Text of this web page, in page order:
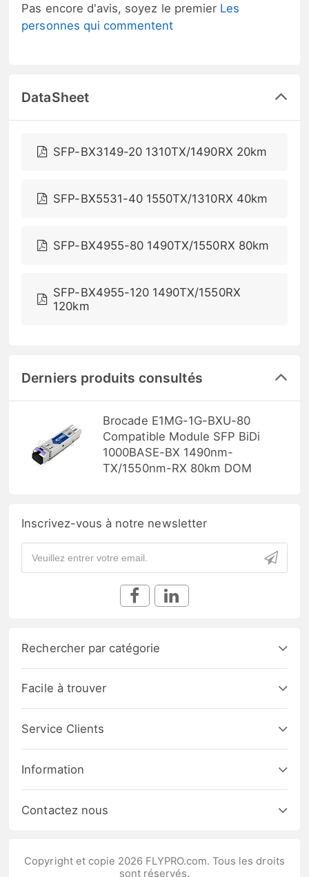
Pas encore d'avis, soyez le premier Les
personnes qui commentent
DataSheet
SFP-BX3149-20 1310TX/1490RX 20km
SFP-BX5531-40 1550TX/1310RX 40km
SFP-BX4955-80 1490TX/1550RX 80km
SFP-BX4955-120 1490TX/1550RX
120km
Derniers produits consultés
Brocade E1MG-1G-BXU-80
Compatible Module SFP BiDi
1000BASE-BX 1490nm-
TX/1550nm-RX 80km DOM
Inscrivez-vous à notre newsletter
Rechercher par catégorie
Facile à trouver
Service Clients
Information
Contactez nous
Copyright et copie 2026 FLYPRO.com. Tous les droits
sont réservés.